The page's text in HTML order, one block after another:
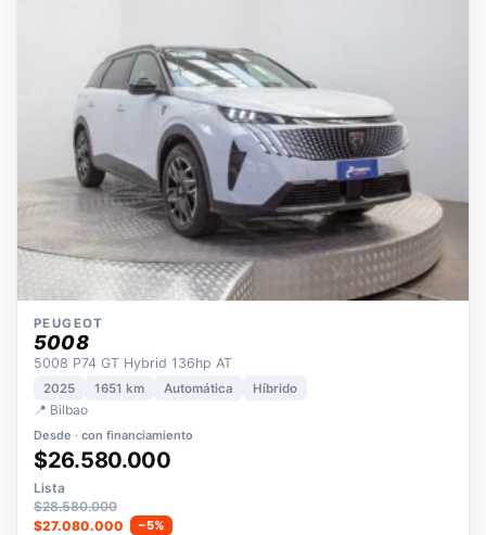
PEUGEOT
5008
5008 P74 GT Hybrid 136hp AT
2025
📍 Bilbao
Desde · con financiamiento
$26.580.000
Lista
$28.580.000